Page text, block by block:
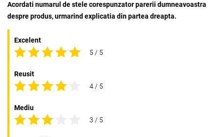
Acordati numarul de stele corespunzator parerii dumneavoastra
despre produs, urmarind explicatia din partea dreapta.
Excelent
5 / 5
Reusit
4 / 5
Mediu
3 / 5